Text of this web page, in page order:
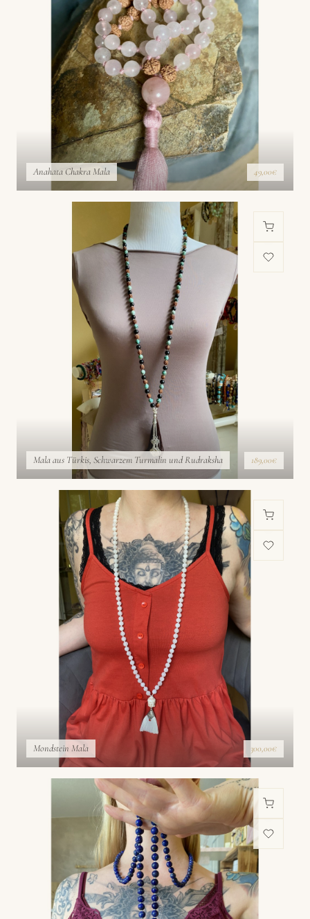
Anahata Chakra Mala 49,00€
Mala aus Türkis, Schwarzem Turmalin und Rudraksha 189,00€
Mondstein Mala 300,00€